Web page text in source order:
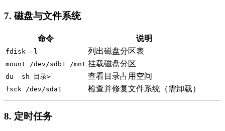
7. 磁盘与文件系统
命令 说明
fdisk -l 列出磁盘分区表
mount /dev/sdb1 /mnt 挂载磁盘分区
du -sh 目录> 查看目录占用空间
fsck /dev/sda1 检查并修复文件系统（需卸载）
8. 定时任务